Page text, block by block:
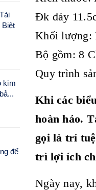
kim
để
Đk đáy
Khối lượng:
Bộ gồm: 8
Quy trình
Khi các
hoàn hảo.
gọi là trí
trì lợi ích
Ngày nay,